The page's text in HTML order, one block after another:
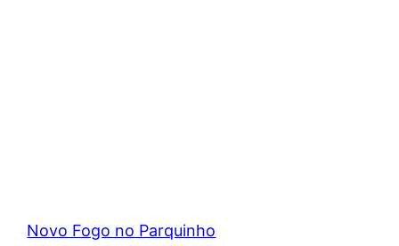
Novo Fogo no Parquinho